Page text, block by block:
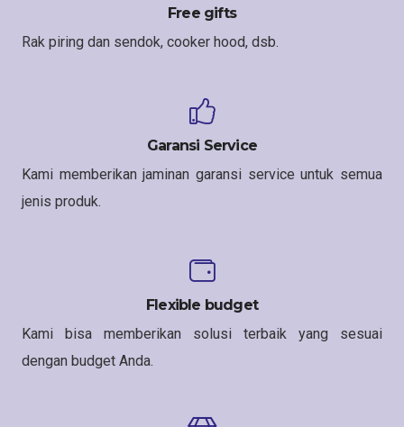
Free gifts
Rak piring dan sendok, cooker hood, dsb.
Garansi Service
Kami memberikan jaminan garansi service untuk semua
jenis produk.
Flexible budget
Kami bisa memberikan solusi terbaik yang sesuai
dengan budget Anda.